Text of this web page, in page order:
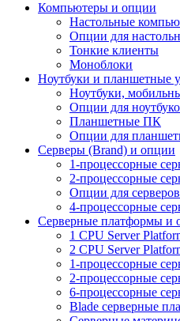
Компьютеры и опции
Настольные
Опции для
Тонкие клиенты
Моноблоки
Ноутбуки и планшетные
Ноутбуки,
Опции для
Планшетные ПК
Опции для
Серверы (Brand) и опции
1-процессорные
2-процессорные
Опции для
4-процессорные
Серверные платформы и
1 CPU Server
2 CPU Server
1-процессорные
2-процессорные
6-процессорные
Blade серверные